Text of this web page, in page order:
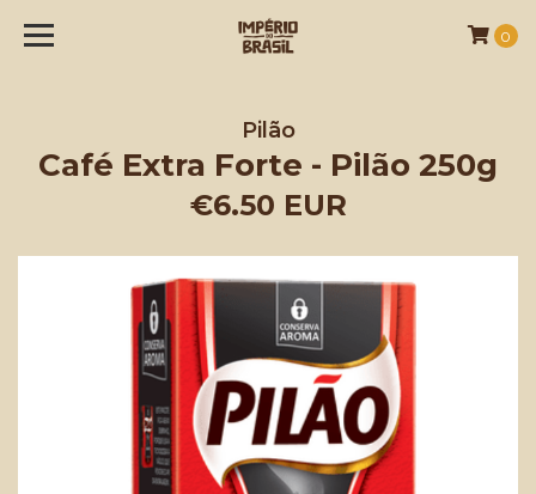
0
Pilão
Café Extra Forte - Pilão 250g
€6.50 EUR